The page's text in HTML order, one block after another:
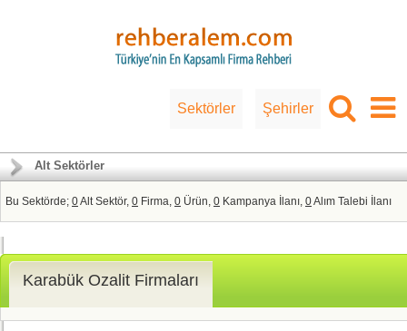
Sektörler Şehirler
Alt Sektörler
Bu Sektörde; 0Alt Sektör, 0 Firma, 0 Ürün, 0 Kampanya İlanı, 0Alım Talebi İlanı
Karabük Ozalit Firmaları